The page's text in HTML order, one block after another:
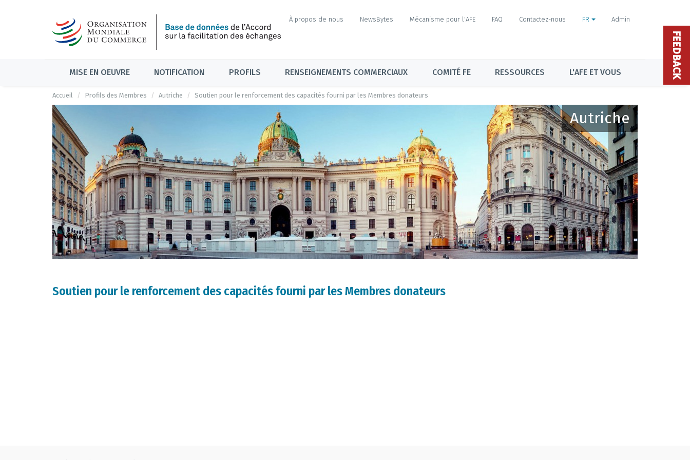
À propos de nous NewsBytes Mécanisme pour l'AFE FAQ Contactez-nous FR Admin
MISE EN OEUVRE NOTIFICATION PROFILS RENSEIGNEMENTS COMMERCIAUX COMITÉ FE RESSOURCES L'AFE ET VOUS
Accueil Profils des Membres Autriche Soutien pour le renforcement des capacités fourni par les Membres donateurs
Autriche
Soutien pour le renforcement des capacités fourni par les Membres donateurs
FEEDBACK